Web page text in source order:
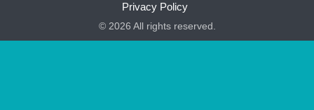
Privacy Policy
© 2026 All rights reserved.